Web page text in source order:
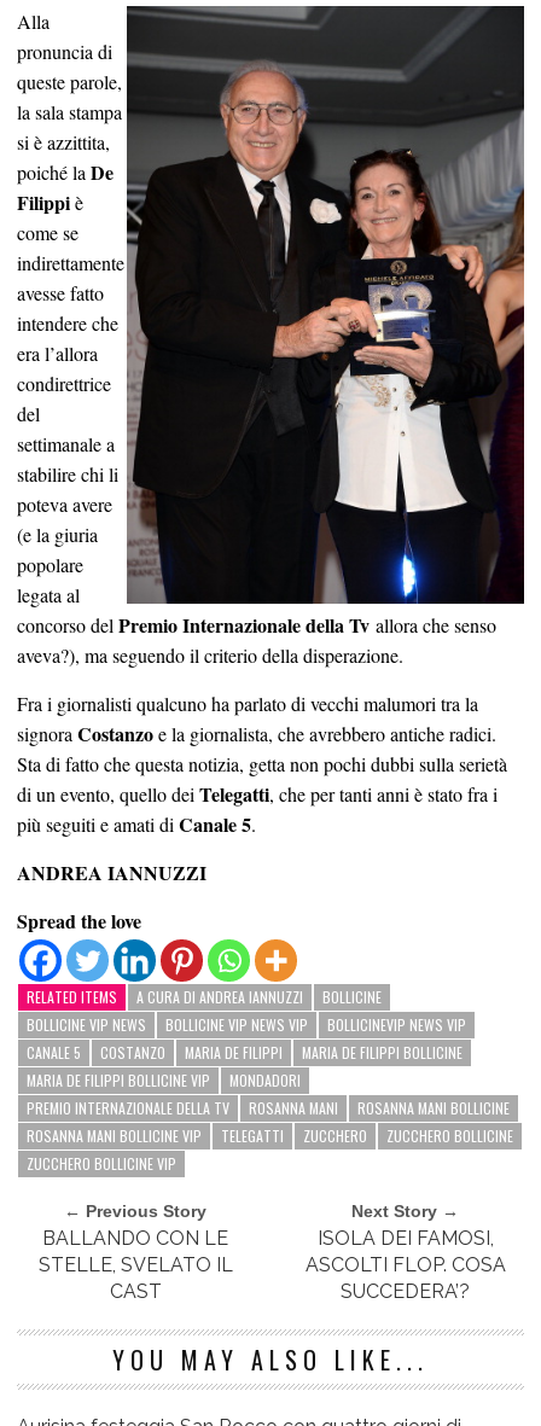
Alla
pronuncia di
queste parole,
la sala stampa
si è azzittita,
poiché la De
Filippiè
come se
indirettamente
avesse fatto
intendere che
era l’allora
condirettrice
del
settimanale a
stabilire chi li
poteva avere
(e la giuria
popolare
legata al
concorso del Premio Internazionale della Tv allora che senso
aveva?), ma seguendo il criterio della disperazione.
Fra i giornalisti qualcuno ha parlato di vecchi malumori tra la
signora Costanzoe la giornalista, che avrebbero antiche radici.
Sta di fatto che questa notizia, getta non pochi dubbi sulla serietà
di un evento, quello dei Telegatti, che per tanti anni è stato fra i
più seguiti e amati di Canale 5.
ANDREA IANNUZZI
Spread the love
RELATED ITEMS A CURA DI ANDREA IANNUZZI
BOLLICINE
BOLLICINE VIP NEWS
BOLLICINE VIP NEWS VIP
BOLLICINEVIP NEWS VIP
CANALE 5
COSTANZO MARIA DE FILIPPI
MARIA DE FILIPPI BOLLICINE
MARIA DE FILIPPI BOLLICINE VIP
MONDADORI
PREMIO INTERNAZIONALE DELLA TV
ROSANNA MANI
ROSANNA MANI BOLLICINE
ROSANNA MANI BOLLICINE VIP
TELEGATTI ZUCCHERO
ZUCCHERO BOLLICINE
ZUCCHERO BOLLICINE VIP
← Previous Story
BALLANDO CON LE
STELLE, SVELATO IL
CAST
Next Story →
ISOLA DEI FAMOSI,
ASCOLTI FLOP. COSA
SUCCEDERA’?
YOU MAY ALSO LIKE...